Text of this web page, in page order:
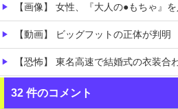
【画像】 女性、『大人の●もちゃ』を入
【動画】 ビッグフットの正体が判明
【恐怖】 東名高速で結婚式の衣装合わせに向かっていた夫婦の車に何度も何度も追突
【ネオポルテ】 実写配信中に金〇が
32 件のコメント